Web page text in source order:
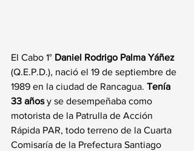
El Cabo 1° Daniel Rodrigo Palma Yáñez
(Q.E.P.D.), nació el 19 de septiembre de
1989 en la ciudad de Rancagua. Tenía
33 años y se desempeñaba como
motorista de la Patrulla de Acción
Rápida PAR, todo terreno de la Cuarta
Comisaría de la Prefectura Santiago